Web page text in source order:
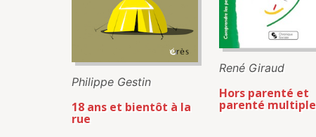
Philippe Gestin
18 ans et bientôt à la
rue
René Giraud
Hors parenté et
parenté multiple